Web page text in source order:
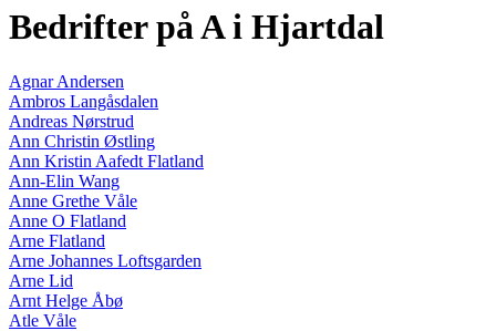
Bedrifter på A i Hjartdal
Agnar Andersen
Ambros Langåsdalen
Andreas Nørstrud
Ann Christin Østling
Ann Kristin Aafedt Flatland
Ann-Elin Wang
Anne Grethe Våle
Anne O Flatland
Arne Flatland
Arne Johannes Loftsgarden
Arne Lid
Arnt Helge Åbø
Atle Våle